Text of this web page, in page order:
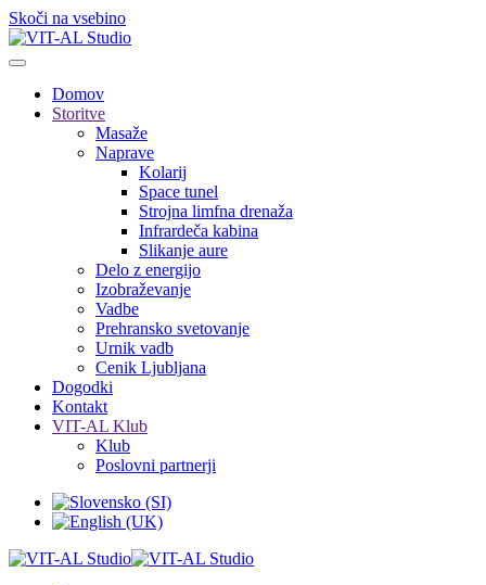
Skoči na vsebino
Domov
Storitve
Masaže
Naprave
Kolarij
Space tunel
Strojna limfna drenaža
Infrardeča kabina
Slikanje aure
Delo z energijo
Izobraževanje
Vadbe
Prehransko svetovanje
Urnik vadb
Cenik Ljubljana
Dogodki
Kontakt
VIT-AL Klub
Klub
Poslovni partnerji